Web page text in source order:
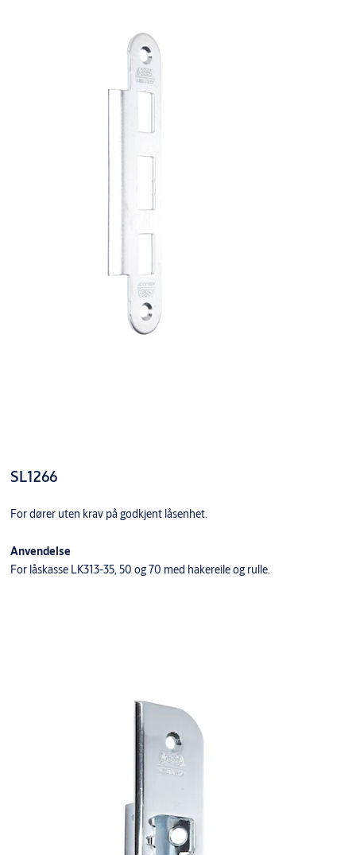
SL1266
For dører uten krav på godkjent låsenhet.
Anvendelse
For låskasse LK313-35, 50 og 70 med hakereile og rulle.